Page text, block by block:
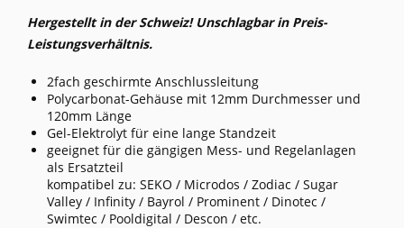
Hergestellt in der Schweiz! Unschlagbar in Preis-
Leistungsverhältnis.
2fach geschirmte Anschlussleitung
Polycarbonat-Gehäuse mit 12mm Durchmesser und
120mm Länge
Gel-Elektrolyt für eine lange Standzeit
geeignet für die gängigen Mess- und Regelanlagen
als Ersatzteil
kompatibel zu: SEKO / Microdos / Zodiac / Sugar
Valley / Infinity / Bayrol / Prominent / Dinotec /
Swimtec / Pooldigital / Descon / etc.